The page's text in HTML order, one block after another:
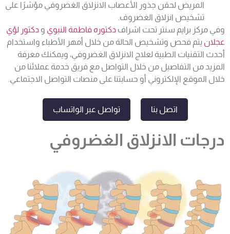
المريض لحقن جذور الأعصاب الانزلاق الغضروفي مؤشرًا على
تشخيص انزلاق الغضروف.
وفي مركز برايم سنتر تحت اشراف دكتوره فاطمة النبوي و دكتور لؤي
عجلان يتم فحص وتشخيص الحالة من خلال أمهر الأطباء واستخدام
أحدث التقنيات الطبية لعلاج الانزلاق الغضروفي، ويمكنك معرفة
المزيد من التفاصيل من خلال التواصل مع فريق خدمة عملائنا من
خلال الموقع الإلكتروني أو حسابتنا على منصات التواصل الاجتماعي.
اتصل بنا تواصل عبر الواتساب
درجات الانزلاق الغضروفي